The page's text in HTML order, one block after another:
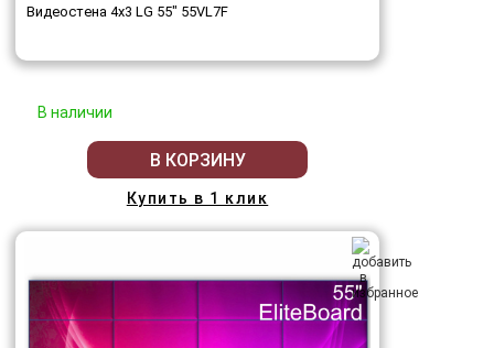
Видеостена 4x3 LG 55" 55VL7F
В наличии
В КОРЗИНУ
Купить в 1 клик